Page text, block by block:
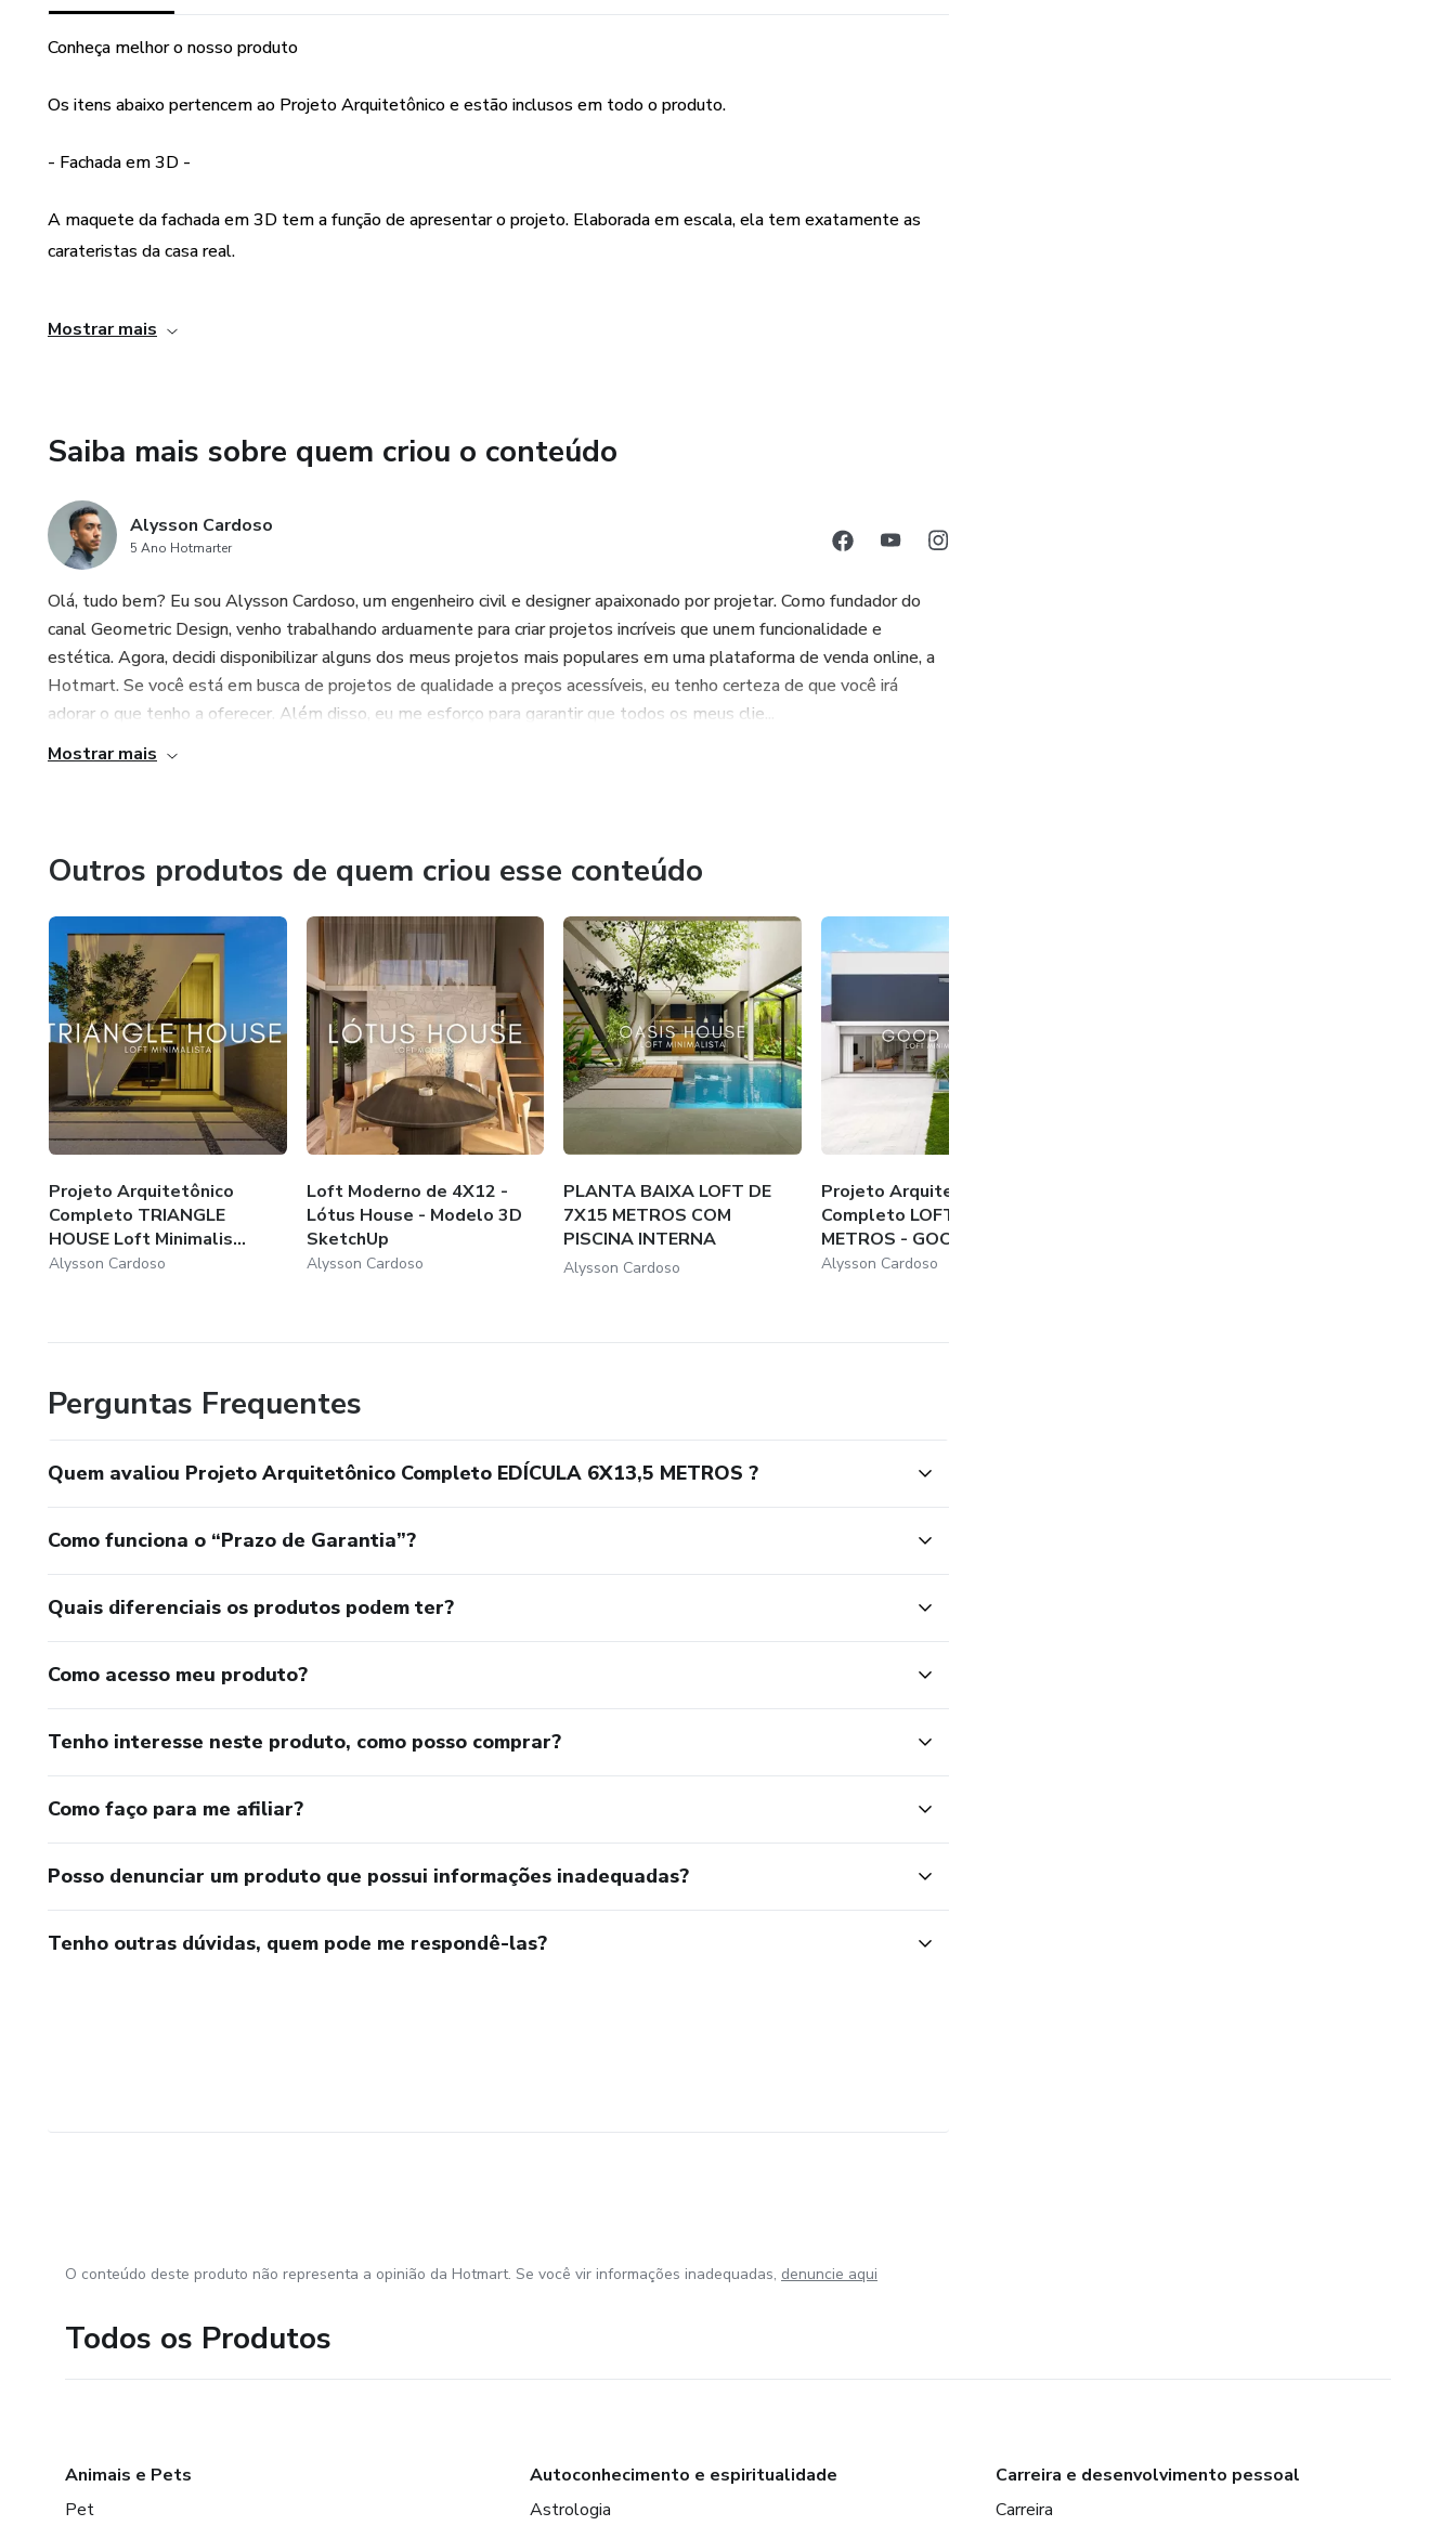
Conheça melhor o nosso produto
Os itens abaixo pertencem ao Projeto Arquitetônico e estão inclusos em todo o produto.
- Fachada em 3D -
A maquete da fachada em 3D tem a função de apresentar o projeto. Elaborada em escala, ela tem exatamente as
carateristas da casa real.
- Cortes Internos -
O desenho de cortes tem a função de detalhar as alturas e níveis da construção, apresentando lajes, degraus e a
cobertura da casa, excluindo qualquer imprevisto na obra.
- Planta de Cobertura -
O telhado é um item importante na construção, o seu desenho deve conter a direção das quedas d'águas de forma
inteligente a fim de baratear os custos.
-Quadro-resumo das esquadrias-
Mostrar mais
Saiba mais sobre quem criou o conteúdo
Alysson Cardoso
5 Ano Hotmarter
Olá, tudo bem? Eu sou Alysson Cardoso, um engenheiro civil e designer apaixonado por projetar. Como fundador do
canal Geometric Design, venho trabalhando arduamente para criar projetos incríveis que unem funcionalidade e
estética. Agora, decidi disponibilizar alguns dos meus projetos mais populares em uma plataforma de venda online, a
Hotmart. Se você está em busca de projetos de qualidade a preços acessíveis, eu tenho certeza de que você irá
adorar o que tenho a oferecer. Além disso, eu me esforço para garantir que todos os meus clie...
Mostrar mais
Outros produtos de quem criou esse conteúdo
Projeto Arquitetônico
Completo TRIANGLE
HOUSE Loft Minimalis...
Alysson Cardoso
Loft Moderno de 4X12 -
Lótus House - Modelo 3D
SketchUp
Alysson Cardoso
PLANTA BAIXA LOFT DE
7X15 METROS COM
PISCINA INTERNA
MINIMAL...
Alysson Cardoso
Projeto Arquitetônico
Completo LOFT DE 5X10
METROS - GOOD VI...
Alysson Cardoso
Perguntas Frequentes
Quem avaliou Projeto Arquitetônico Completo EDÍCULA 6X13,5 METROS ?
Como funciona o “Prazo de Garantia”?
Quais diferenciais os produtos podem ter?
Como acesso meu produto?
Tenho interesse neste produto, como posso comprar?
Como faço para me afiliar?
Posso denunciar um produto que possui informações inadequadas?
Tenho outras dúvidas, quem pode me respondê-las?
O conteúdo deste produto não representa a opinião da Hotmart. Se você vir informações inadequadas, denuncie aqui
Todos os Produtos
Animais e Pets
Pet
Autoconhecimento e espiritualidade
Astrologia
Carreira e desenvolvimento pessoal
Carreira